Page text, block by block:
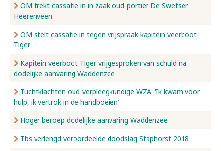
OM trekt cassatie in in zaak oud-portier De Swetser
Heerenveen
OM stelt cassatie in tegen vrijspraak kapitein veerboot
Tiger
Kapitein veerboot Tiger vrijgesproken van schuld na
dodelijke aanvaring Waddenzee
Tuchtklachten oud-verpleegkundige WZA: ‘Ik kwam voor
hulp, ik vertrok in de handboeien’
Hoger beroep dodelijke aanvaring Waddenzee
Tbs verlengd veroordeelde doodslag Staphorst 2018